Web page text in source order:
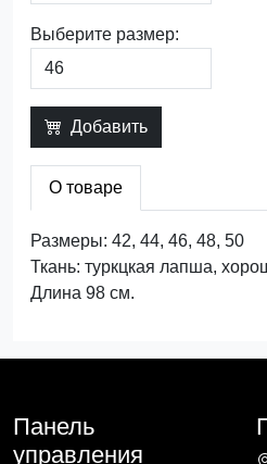
Выберите размер:
Добавить
О товаре
Размеры: 42, 44, 46, 48, 50
Ткань: туркцкая лапша,
Длина 98 см.
Панель
управления